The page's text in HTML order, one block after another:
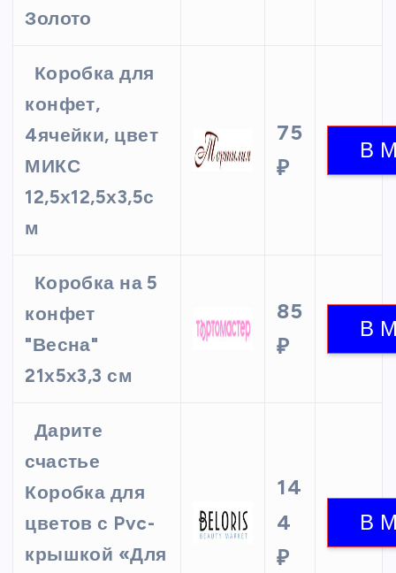
Золото
Коробка для
конфет,
4ячейки, цвет
МИКС
12,5х12,5х3,5с
м
75
₽
Коробка на 5
конфет
"Весна"
21х5х3,3 см
85
₽
Дарите
счастье
Коробка для
цветов с Pvc-
крышкой «Для
14
4
₽